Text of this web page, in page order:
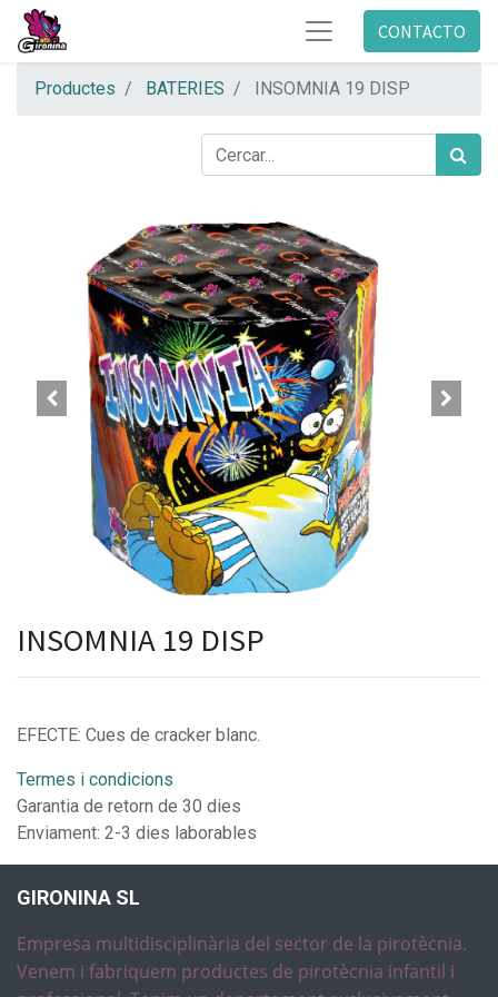
CONTACTO
Productes BATERIES INSOMNIA 19 DISP
INSOMNIA 19 DISP
EFECTE: Cues de cracker blanc.
Termes i condicions
Garantia de retorn de 30 dies
Enviament: 2-3 dies laborables
GIRONINA SL
Empresa multidisciplinària del sector de la pirotècnia.
Venem i fabriquem productes de pirotècnia infantil i